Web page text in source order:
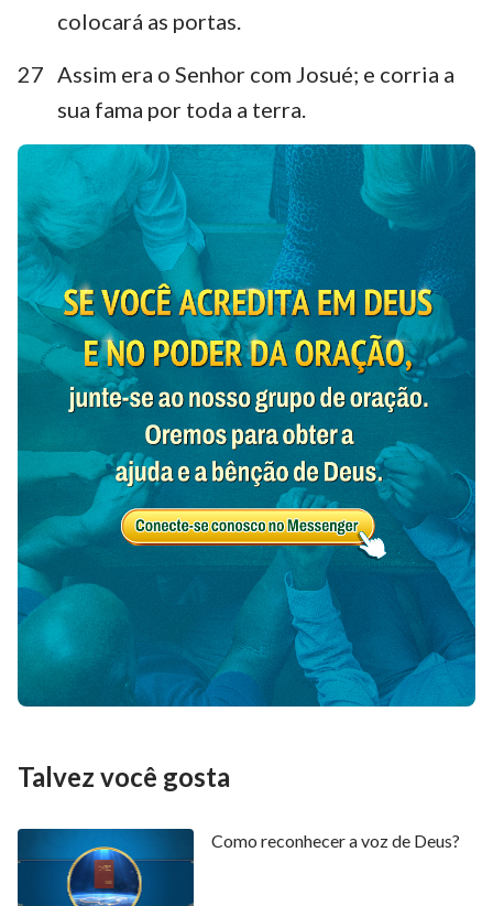
colocará as portas.
27 Assim era o Senhor com Josué; e corria a
sua fama por toda a terra.
Talvez você gosta
Como reconhecer a voz de Deus?